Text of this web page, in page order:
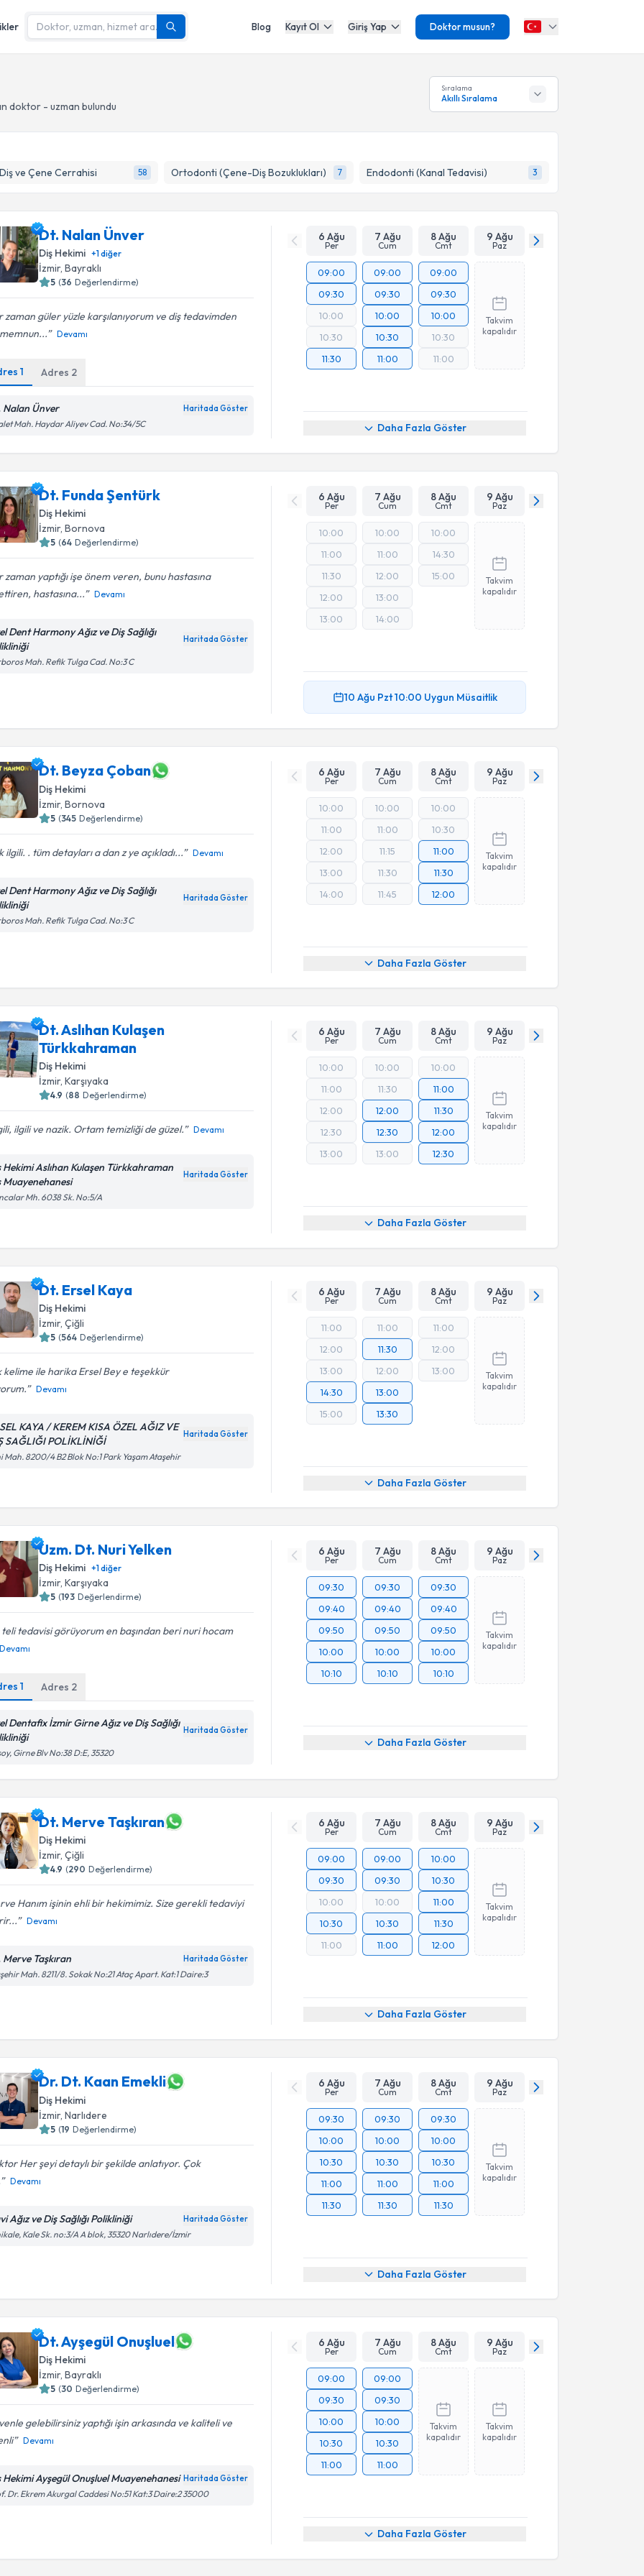
Blog Kayıt Ol Giriş Yap Doktor musun?
doktor - uzman bulundu
Sıralama
Akıllı Sıralama
Diş ve Çene Cerrahisi 58 Ortodonti (Çene-Diş Bozuklukları) 7 Endodonti (Kanal Tedavisi) 3
Dt. Nalan Ünver
Diş Hekimi +1diğer
İzmir, Bayraklı
5 (36 Değerlendirme)
zaman güler yüzle karşılanıyorum ve diş tedavimden
Devamı
1 Adres 2
Nalan Ünver Haritada Göster
Mah. Haydar Aliyev Cad. No:34/5C
6 Ağu
Per
7 Ağu
Cum
8 Ağu
Cmt
9 Ağu
Paz
09:00
09:30
10:00
10:30
11:30
09:00
09:30
10:00
10:30
11:00
09:00
09:30
10:00
10:30
11:00
Takvim
kapalıdır
Daha Fazla Göster
Dt. Funda Şentürk
Diş Hekimi
İzmir, Bornova
5 (64 Değerlendirme)
zaman yaptığı işe önem veren, bunu hastasına
hastasına...
Devamı
Dent Harmony Ağız ve Diş Sağlığı
Haritada Göster
Mah. Refik Tulga Cad. No:3 C
6 Ağu
Per
7 Ağu
Cum
8 Ağu
Cmt
9 Ağu
Paz
10:00
11:00
11:30
12:00
13:00
10:00
11:00
12:00
13:00
14:00
10:00
14:30
15:00
Takvim
kapalıdır
10 Ağu Pzt10:00 Uygun Müsaitlik
Dt. Beyza Çoban
Diş Hekimi
İzmir, Bornova
5 (345 Değerlendirme)
ilgili. . tüm detayları a dan z ye açıkladı... Devamı
Dent Harmony Ağız ve Diş Sağlığı
Haritada Göster
Mah. Refik Tulga Cad. No:3 C
6 Ağu
Per
7 Ağu
Cum
8 Ağu
Cmt
9 Ağu
Paz
10:00
11:00
12:00
13:00
14:00
10:00
11:00
11:15
11:30
11:45
10:00
10:30
11:00
11:30
12:00
Takvim
kapalıdır
Daha Fazla Göster
Dt. Aslıhan Kulaşen
Türkkahraman
Diş Hekimi
İzmir, Karşıyaka
4.9 (88 Değerlendirme)
ilgili ve nazik. Ortam temizliği de güzel. Devamı
Hekimi Aslıhan Kulaşen Türkkahraman
Muayenehanesi
Haritada Göster
Mh. 6038 Sk. No:5/A
6 Ağu
Per
7 Ağu
Cum
8 Ağu
Cmt
9 Ağu
Paz
10:00
11:00
12:00
12:30
13:00
10:00
11:30
12:00
12:30
13:00
10:00
11:00
11:30
12:00
12:30
Takvim
kapalıdır
Daha Fazla Göster
Dt. Ersel Kaya
Diş Hekimi
İzmir, Çiğli
5 (564 Değerlendirme)
kelime ile harika Ersel Bey e teşekkür
Devamı
KAYA / KEREM KISA ÖZEL AĞIZ VE
SAĞLIĞI POLİKLİNİĞİ
Haritada Göster
Mah. 8200/4 B2 Blok No:1 Park Yaşam Ataşehir
6 Ağu
Per
7 Ağu
Cum
8 Ağu
Cmt
9 Ağu
Paz
11:00
12:00
13:00
14:30
15:00
11:00
11:30
12:00
13:00
13:30
11:00
12:00
13:00
Takvim
kapalıdır
Daha Fazla Göster
Uzm. Dt. Nuri Yelken
Diş Hekimi +1diğer
İzmir, Karşıyaka
5 (193 Değerlendirme)
teli tedavisi görüyorum en başından beri nuri hocam
Devamı
1 Adres 2
Dentafix İzmir Girne Ağız ve Diş Sağlığı
Haritada Göster
Girne Blv No:38 D:E, 35320
6 Ağu
Per
7 Ağu
Cum
8 Ağu
Cmt
9 Ağu
Paz
09:30
09:40
09:50
10:00
10:10
09:30
09:40
09:50
10:00
10:10
09:30
09:40
09:50
10:00
10:10
Takvim
kapalıdır
Daha Fazla Göster
Dt. Merve Taşkıran
Diş Hekimi
İzmir, Çiğli
4.9 (290 Değerlendirme)
Hanım işinin ehli bir hekimimiz. Size gerekli tedaviyi
Devamı
Merve Taşkıran Haritada Göster
Mah. 8211/8. Sokak No:21 Ataç Apart. Kat:1 Daire:3
6 Ağu
Per
7 Ağu
Cum
8 Ağu
Cmt
9 Ağu
Paz
09:00
09:30
10:00
10:30
11:00
09:00
09:30
10:00
10:30
11:00
10:00
10:30
11:00
11:30
12:00
Takvim
kapalıdır
Daha Fazla Göster
Dr. Dt. Kaan Emekli
Diş Hekimi
İzmir, Narlıdere
5 (19 Değerlendirme)
Her şeyi detaylı bir şekilde anlatıyor. Çok
Devamı
Ağız ve Diş Sağlığı Polikliniği Haritada Göster
Kale Sk. no:3/A A blok, 35320 Narlıdere/İzmir
6 Ağu
Per
7 Ağu
Cum
8 Ağu
Cmt
9 Ağu
Paz
09:30
10:00
10:30
11:00
11:30
09:30
10:00
10:30
11:00
11:30
09:30
10:00
10:30
11:00
11:30
Takvim
kapalıdır
Daha Fazla Göster
Dt. Ayşegül Onuşluel
Diş Hekimi
İzmir, Bayraklı
5 (30 Değerlendirme)
gelebilirsiniz yaptığı işin arkasında ve kaliteli ve
Devamı
Hekimi Ayşegül Onuşluel Muayenehanesi Haritada Göster
Dr. Ekrem Akurgal Caddesi No:51 Kat:3 Daire:2 35000
6 Ağu
Per
7 Ağu
Cum
8 Ağu
Cmt
9 Ağu
Paz
09:00
09:30
10:00
10:30
11:00
09:00
09:30
10:00
10:30
11:00
Takvim
kapalıdır
Takvim
kapalıdır
Daha Fazla Göster